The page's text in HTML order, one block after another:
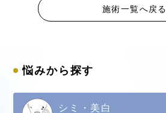
施術一覧へ戻る
悩みから探す
シミ・美白